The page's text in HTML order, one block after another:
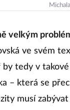
velkým
ve svém
by tedy v
– která se
musí